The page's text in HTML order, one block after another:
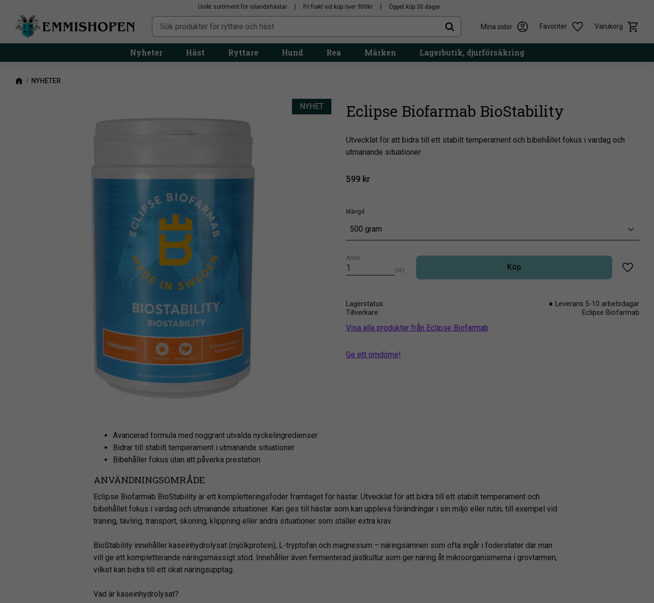
Unikt sortiment för islandshästar Fri frakt vid köp över 900kr Öppet köp 30 dagar
Mina sidor Favoriter Varukorg
Önskelista
Nyheter Häst Ryttare Hund Rea Märken Lagerbutik, djurförsäkring
NYHETER
Eclipse Biofarmab BioStability
Utvecklat för att bidra till ett stabilt temperament och bibehållet fokus i vardag och
utmanande situationer
NYHET
599 kr
Mängd
500 gram
Antal
st Köp
Lägg
Lagerstatus
Leverans 5-10 arbetsdagar
Tillverkare
Eclipse Biofarmab
Visa alla produkter från Eclipse Biofarmab
Ge ett omdöme!
Avancerad formula med noggrant utvalda nyckelingredienser
Bidrar till stabilt temperament i utmanande situationer
Bibehåller fokus utan att påverka prestation
ANVÄNDNINGSOMRÅDE
Eclipse Biofarmab BioStability är ett kompletteringsfoder framtaget för hästar. Utvecklat för att bidra till ett stabilt temperament och
bibehållet fokus i vardag och utmanande situationer. Kan ges till hästar som kan uppleva förändringar i sin miljö eller rutin, till exempel vid
träning, tävling, transport, skoning, klippning eller andra situationer som ställer extra krav.
BioStability innehåller kaseinhydrolysat (mjölkprotein), L-tryptofan och magnesium – näringsämnen som ofta ingår i foderstater där man
vill ge ett kompletterande näringsmässigt stöd. Innehåller även fermenterad jästkultur som ger näring åt mikroorganismerna i grovtarmen,
vilket kan bidra till ett ökat näringsupptag.
Vad är kaseinhydrolysat?